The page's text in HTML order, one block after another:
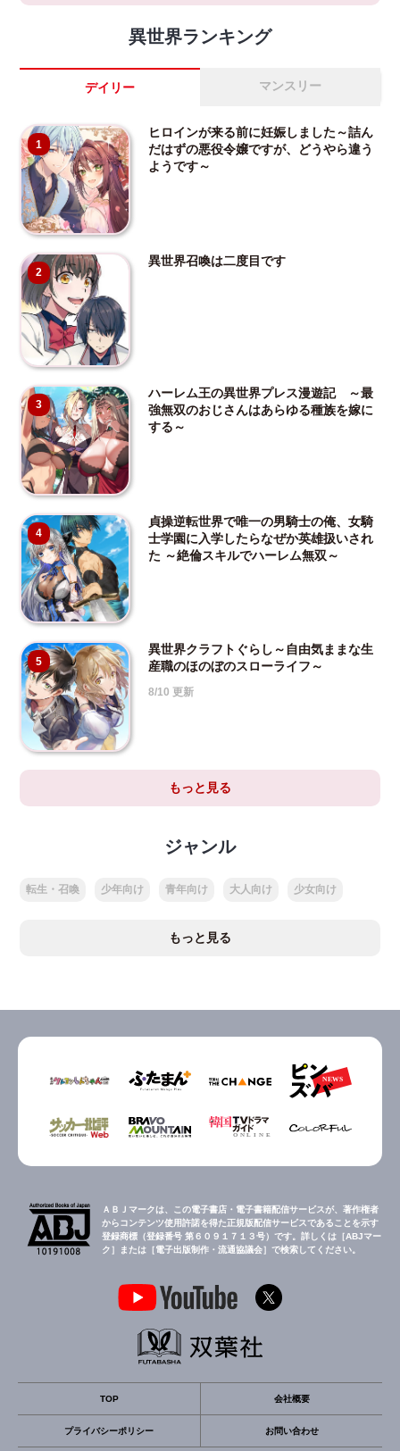
異世界ランキング
デイリー マンスリー
1
ヒロインが来る前に妊娠しました～詰ん
だはずの悪役令嬢ですが、どうやら違う
ようです～
2
異世界召喚は二度目です
3
ハーレム王の異世界プレス漫遊記 ～最
強無双のおじさんはあらゆる種族を嫁に
する～
4
貞操逆転世界で唯一の男騎士の俺、女騎
士学園に入学したらなぜか英雄扱いされ
た ～絶倫スキルでハーレム無双～
5
異世界クラフトぐらし～自由気ままな生
産職のほのぼのスローライフ～
8/10 更新
もっと見る
ジャンル
転生・召喚 少年向け 青年向け 大人向け 少女向け
もっと見る
ＡＢＪマークは、この電子書店・電子書籍配信サービスが、著作権者
からコンテンツ使用許諾を得た正規版配信サービスであることを示す
登録商標（登録番号 第６０９１７１３号）です。詳しくは［ABJマー
ク］または［電子出版制作・流通協議会］で検索してください。
TOP 会社概要
プライバシーポリシー お問い合わせ